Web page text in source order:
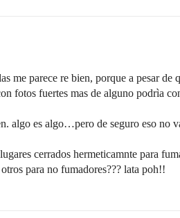
me parece re bien, porque a pesar de
fotos fuertes mas de alguno podrìa
algo es algo…pero de seguro eso no
cerrados hermeticamnte para
para no fumadores??? lata poh!!